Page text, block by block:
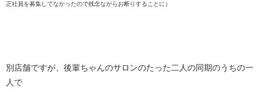
正社員を募集してなかったので残念ながらお断りすることに）
別店舗ですが、後輩ちゃんのサロンのたった二人の同期のうちの一
人で